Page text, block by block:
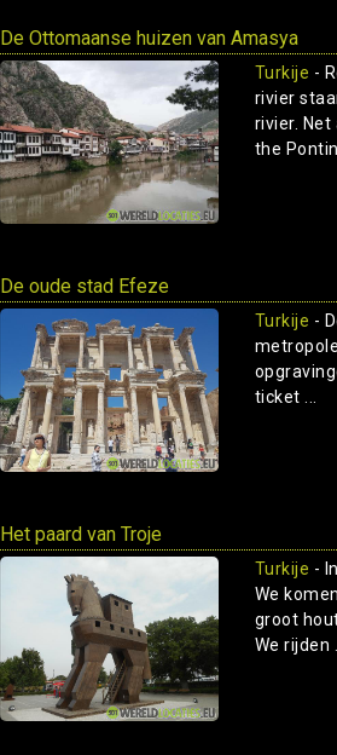
De Ottomaanse huizen van Amasya
Turkije -
rivier
rivier.
the
De oude stad Efeze
Turkije -
ticket ...
Het paard van Troje
Turkije -
We
groot
We rijden